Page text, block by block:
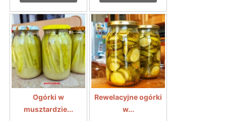
Ogórki w
musztardzie...
Rewelacyjne ogórki
w...